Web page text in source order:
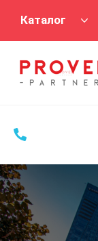
Каталог